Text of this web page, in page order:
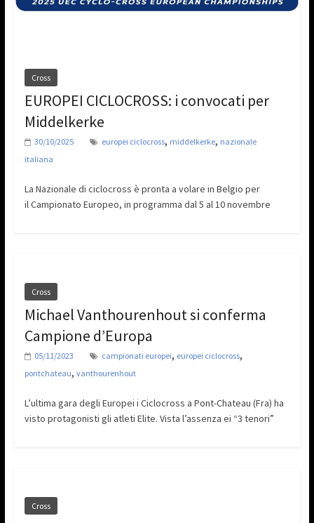
Cross
EUROPEI CICLOCROSS: i convocati per
Middelkerke
30/10/2025 europei ciclocross, middelkerke, nazionale
italiana
La Nazionale di ciclocross è pronta a volare in Belgio per
il Campionato Europeo, in programma dal 5 al 10 novembre
Cross
Michael Vanthourenhout si conferma
Campione d’Europa
05/11/2023 campionati europei, europei ciclocross,
pontchateau, vanthourenhout
L’ultima gara degli Europei i Ciclocross a Pont-Chateau (Fra) ha
visto protagonisti gli atleti Elite. Vista l’assenza ei “3 tenori”
Cross